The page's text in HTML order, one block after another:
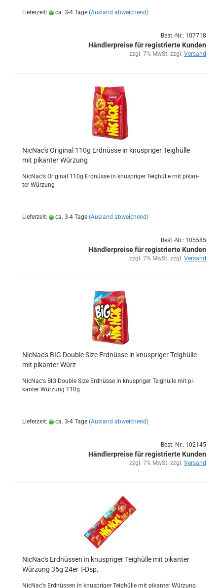
Lieferzeit: ca. 3-4 Tage (Ausland abweichend)
Best.-Nr.: 107718
Händlerpreise für registrierte Kunden
zzgl. 7% MwSt. zzgl. Versand
Nic­Nac's Ori­gi­nal 110g Erd­nüs­se in knusp­ri­ger Teig­hül­le
mit pi­kan­ter Wür­zung
Nic­Nac's Ori­gi­nal 110g Erd­nüs­se in knusp­ri­ger Teig­hül­le mit pi­kan­
ter Wür­zung
Lieferzeit: ca. 3-4 Tage (Ausland abweichend)
Best.-Nr.: 105585
Händlerpreise für registrierte Kunden
zzgl. 7% MwSt. zzgl. Versand
Nic­Nac's BIG Dou­ble Size Erd­nüs­se in knusp­ri­ger Teig­hül­le
mit pi­kan­ter Würz
Nic­Nac's BIG Dou­ble Size Erd­nüs­se in knusp­ri­ger Teig­hül­le mit pi­
kan­ter Wür­zung 110g
Lieferzeit: ca. 3-4 Tage (Ausland abweichend)
Best.-Nr.: 102145
Händlerpreise für registrierte Kunden
zzgl. 7% MwSt. zzgl. Versand
Nic­Nac's Erd­nüs­sen in knusp­ri­ger Teig­hül­le mit pi­kan­ter
Wür­zung 35g 24er T-Dsp.
Nic­Nac's Erd­nüs­sen in knusp­ri­ger Teig­hül­le mit pi­kan­ter Wür­zung